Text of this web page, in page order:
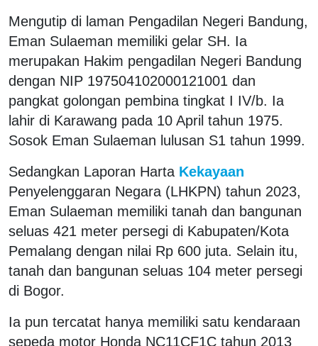
Mengutip di laman Pengadilan Negeri Bandung,
Eman Sulaeman memiliki gelar SH. Ia
merupakan Hakim pengadilan Negeri Bandung
dengan NIP 197504102000121001 dan
pangkat golongan pembina tingkat I IV/b. Ia
lahir di Karawang pada 10 April tahun 1975.
Sosok Eman Sulaeman lulusan S1 tahun 1999.
Sedangkan Laporan Harta Kekayaan
Penyelenggaran Negara (LHKPN) tahun 2023,
Eman Sulaeman memiliki tanah dan bangunan
seluas 421 meter persegi di Kabupaten/Kota
Pemalang dengan nilai Rp 600 juta. Selain itu,
tanah dan bangunan seluas 104 meter persegi
di Bogor.
Ia pun tercatat hanya memiliki satu kendaraan
sepeda motor Honda NC11CF1C tahun 2013